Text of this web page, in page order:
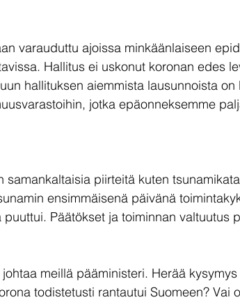
varauduttu ajoissa minkäänlaiseen
Hallitus ei uskonut koronan edes
hallituksen aiemmista lausunnoista
jotka epäonneksemme
samankaltaisia piirteitä kuten
ensimmäisenä päivänä
Päätökset ja toiminnan valtuutus
meillä pääministeri. Herää
todistetusti rantautui Suomeen? Vai